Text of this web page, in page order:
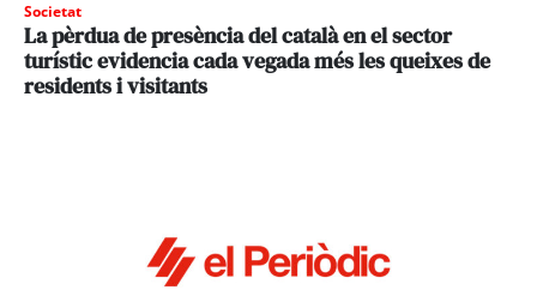
Societat
La pèrdua de presència del català en el sector
turístic evidencia cada vegada més les queixes de
residents i visitants